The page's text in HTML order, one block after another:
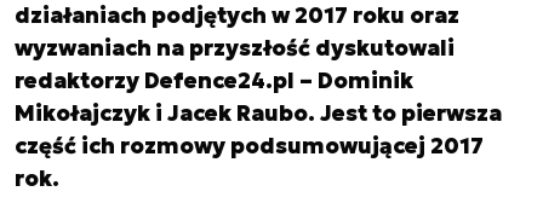
działaniach podjętych w 2017 roku oraz
wyzwaniach na przyszłość dyskutowali
redaktorzy Defence24.pl – Dominik
Mikołajczyk i Jacek Raubo. Jest to pierwsza
część ich rozmowy podsumowującej 2017
rok.